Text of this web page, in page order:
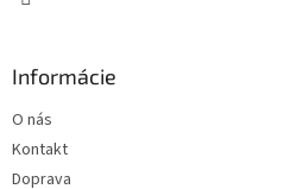
Informácie
O nás
Kontakt
Doprava